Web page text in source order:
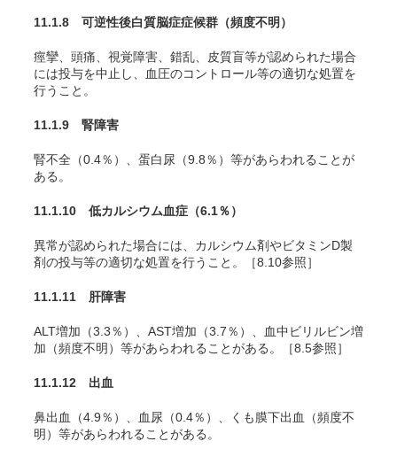
11.1.8 可逆性後白質脳症症候群 （頻度不明）
痙攣、頭痛、視覚障害、錯乱、皮質盲等が認められた場合
には投与を中止し、血圧のコントロール等の適切な処置を
行うこと。
11.1.9 腎障害
腎不全（0.4％）、蛋白尿（9.8％）等があらわれることが
ある。
11.1.10 低カルシウム血症 （6.1％）
異常が認められた場合には、カルシウム剤やビタミンD製
剤の投与等の適切な処置を行うこと。［8.10参照］
11.1.11 肝障害
ALT増加（3.3％）、AST増加（3.7％）、血中ビリルビン増
加（頻度不明）等があらわれることがある。［8.5参照］
11.1.12 出血
鼻出血（4.9％）、血尿（0.4％）、くも膜下出血（頻度不
明）等があらわれることがある。